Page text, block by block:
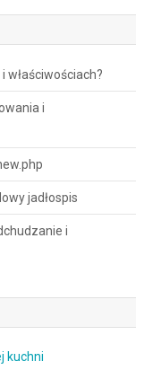
właściwościach?
i
jadłospis
i
kuchni